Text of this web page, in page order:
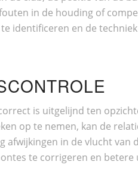
in de houding of
identificeren en de
is uitgelijnd ten
op te nemen, kan de
in de vlucht
te corrigeren en